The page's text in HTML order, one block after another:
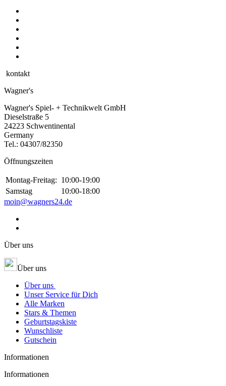
kontakt
Wagner's
Wagner's Spiel- + Technikwelt GmbH
Dieselstraße 5
24223 Schwentinental
Germany
Tel.: 04307/82350
Öffnungszeiten
Montag-Freitag: 10:00-19:00
Samstag
10:00-18:00
moin@wagners24.de
Über uns
Über uns
Über uns
Unser Service für Dich
Alle Marken
Stars & Themen
Geburtstagskiste
Wunschliste
Gutschein
Informationen
Informationen